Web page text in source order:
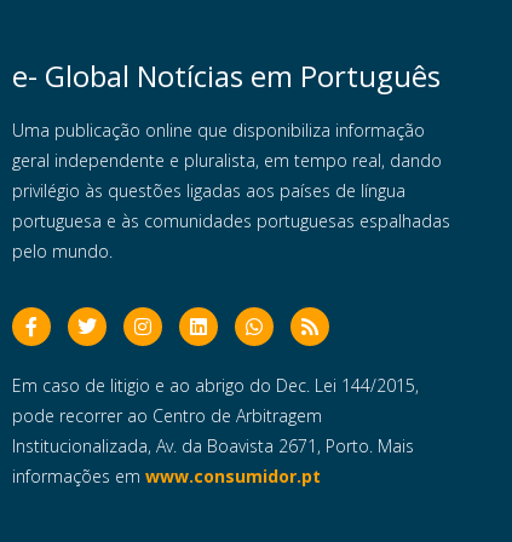
e- Global Notícias em Português
Uma publicação online que disponibiliza informação
geral independente e pluralista, em tempo real, dando
privilégio às questões ligadas aos países de língua
portuguesa e às comunidades portuguesas espalhadas
pelo mundo.
Em caso de litigio e ao abrigo do Dec. Lei 144/2015,
pode recorrer ao Centro de Arbitragem
Institucionalizada, Av. da Boavista 2671, Porto. Mais
informações em www.consumidor.pt